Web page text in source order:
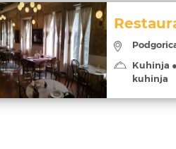
Kuhinja
kuhinja